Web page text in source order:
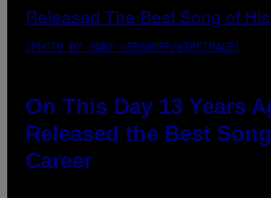
(PHOTO BY GARY GERSHOFF/WIREIMAGE)
On This Day 13 Years
Released the Best
Career